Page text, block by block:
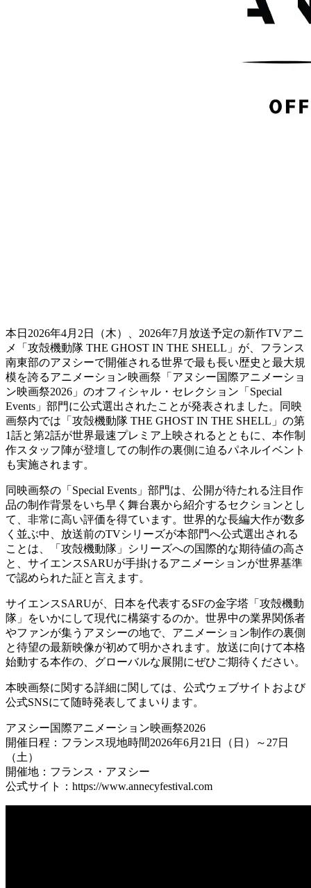
本日2026年4月2日（木）、2026年7月放送予定の新作TVアニ
メ「攻殻機動隊 THE GHOST IN THE SHELL」が、フランス
南東部のアヌシーで開催される世界で最も長い歴史と最大規
模を誇るアニメーション映画祭「アヌシー国際アニメーショ
ン映画祭2026」のオフィシャル・セレクション「Special
Events」部門に公式選出されたことが発表されました。同映
画祭内では「攻殻機動隊 THE GHOST IN THE SHELL」の第
1話と第2話が世界最速プレミア上映されるとともに、本作制
作スタッフ陣が登壇しての制作の裏側に迫るパネルイベント
も実施されます。
同映画祭の「Special Events」部門は、公開が待たれる注目作
品の制作背景をいち早く舞台裏から紹介するセクションとし
て、非常に高い評価を得ています。世界的な長編大作が数多
く並ぶ中、放送前のTVシリーズが本部門へ公式選出される
ことは、「攻殻機動隊」シリーズへの国際的な期待値の高さ
と、サイエンスSARUが手掛けるアニメーションが世界基準
で認められた証と言えます。
サイエンスSARUが、日本を代表するSFの金字塔「攻殻機動
隊」をいかにして現代に構築するのか。世界中の業界関係者
やファンが集うアヌシーの地で、アニメーション制作の裏側
と待望の最新映像が初めて明かされます。放送に向けて本格
始動する本作の、グローバルな展開にぜひご期待ください。
本映画祭に関する詳細に関しては、公式ウェブサイトおよび
公式SNSにて随時発表してまいります。
アヌシー国際アニメーション映画祭2026
開催日程：フランス現地時間2026年6月21日（日）～27日
（土）
開催地：フランス・アヌシー
公式サイト：https://www.annecyfestival.com